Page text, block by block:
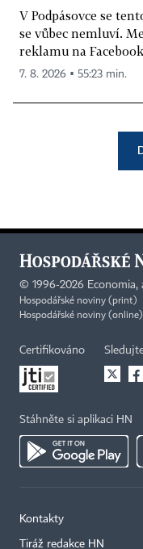
V Podpásovce se
se vůbec nemluví.
reklamu na
7. 8. 2026 ▪ 55:23 min.
© 1996-2026 Economia,
Hospodářské noviny (print)
Hospodářské noviny
Certifikováno
Stáhněte si aplikaci HN
Kontakty
Tiráž redakce HN